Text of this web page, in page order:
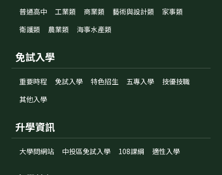
普通高中 工業類 商業類 藝術與設計類
家事類
衛護類
農業類 海事水產類
免試入學
重要時程 免試入學 特色招生 五專入學
技優技職
其他入學
升學資訊
大學問網站 中投區免試入學 108課綱 適性入學